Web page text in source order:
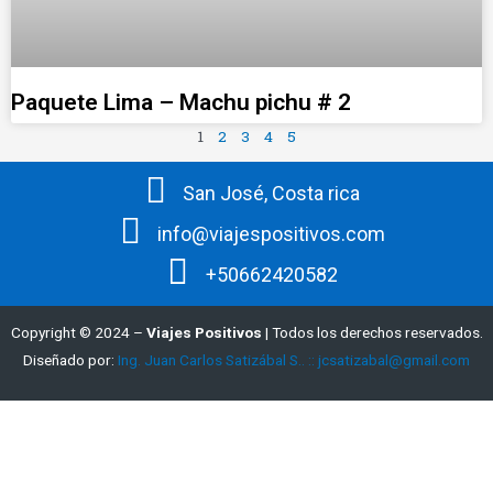
Paquete Lima – Machu pichu # 2
1 2 3 4 5
San José, Costa rica
info@viajespositivos.com
+50662420582
Copyright © 2024 – Viajes Positivos | Todos los derechos reservados.
Diseñado por: Ing. Juan Carlos Satizábal S.. :: jcsatizabal@gmail.com